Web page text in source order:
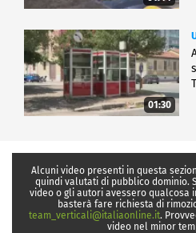
01:30
Alcuni video presenti in questa
quindi valutati di pubblico dominio.
video o gli autori avessero qualcosa
basterà fare richiesta di
team_verticali@italiaonline.it.
video nel minor